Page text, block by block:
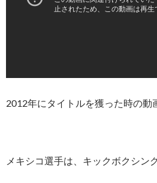
2012年にタイトルを獲った時の動
メキシコ選手は、キックボクシン